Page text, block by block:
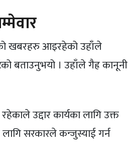
खबरहरु आइरहेको उहाँले
बताउनुभयो । उहाँले गैह्र कानूनी
उद्दार कार्यका लागि उक्त
सरकारले कन्जुस्याई गर्न